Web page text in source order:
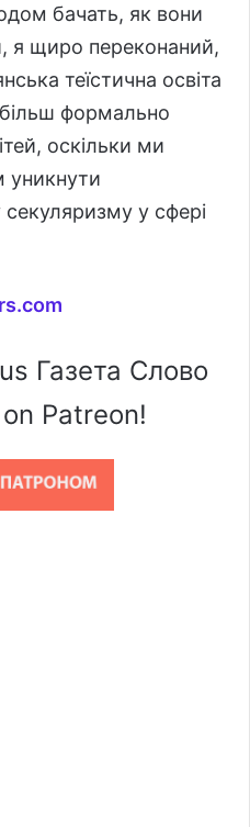
бачать, як вони
я щиро переконаний,
теїстична освіта
формально
оскільки ми
уникнути
у сфері
Газета Слово
Patreon!